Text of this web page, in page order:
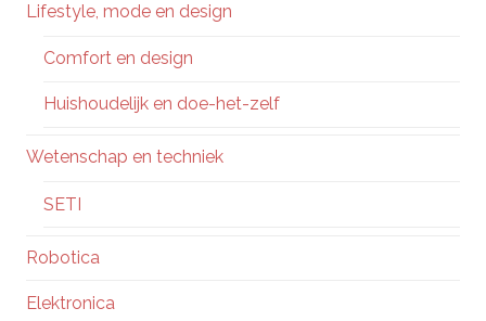
Lifestyle, mode en design
Comfort en design
Huishoudelijk en doe-het-zelf
Wetenschap en techniek
SETI
Robotica
Elektronica